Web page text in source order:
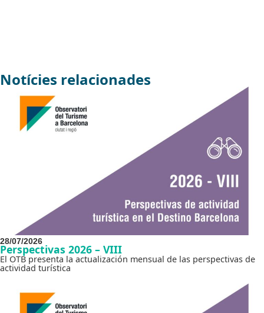
Notícies relacionades
28/07/2026
Perspectivas 2026 – VIII
El OTB presenta la actualización mensual de las perspectivas de
actividad turística